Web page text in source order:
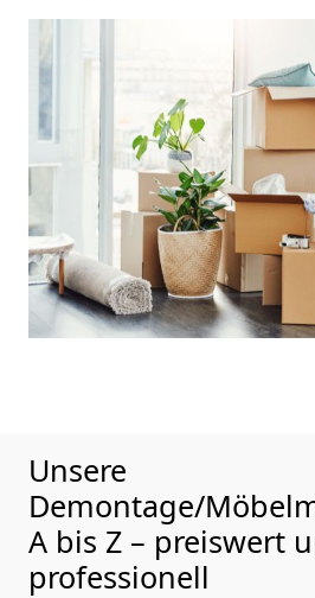
Unsere
Demontage/
A bis Z – preiswert
professionell